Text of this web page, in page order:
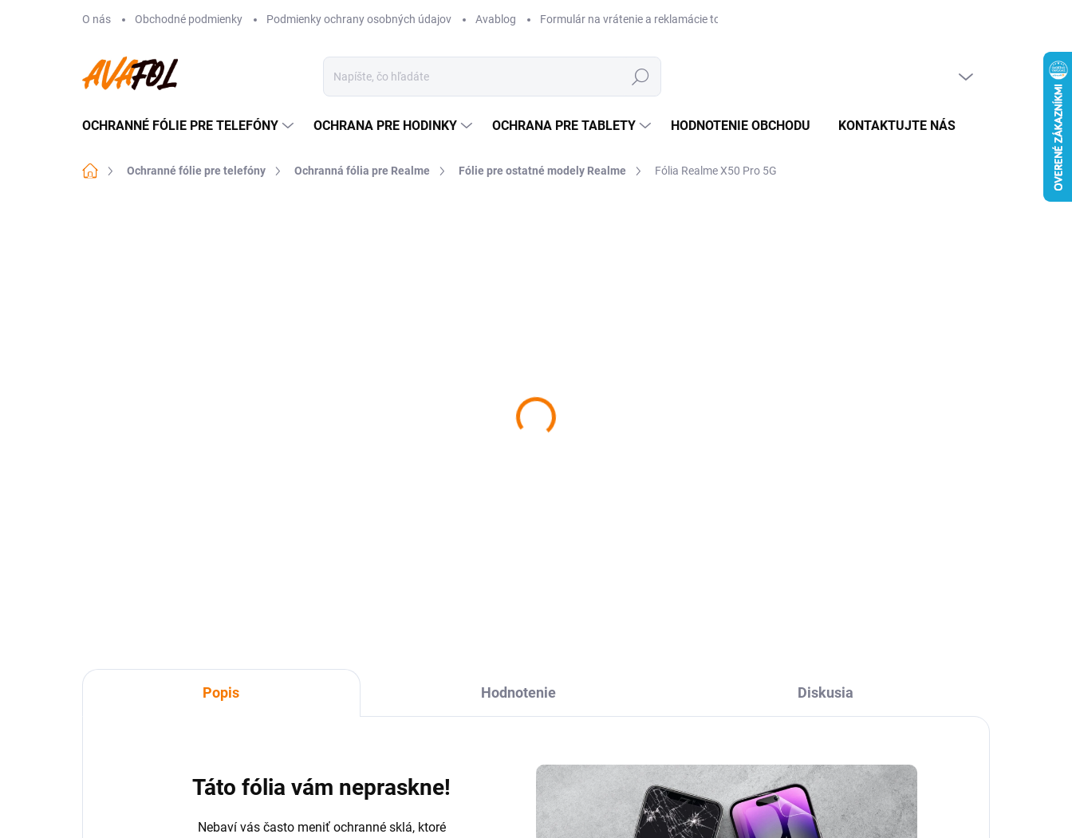
O nás Obchodné podmienky Podmienky ochrany osobných údajov Avablog Formulár na vrátenie a reklamácie tovaru
Hľadať
OCHRANNÉ FÓLIE PRE TELEFÓNY OCHRANA PRE HODINKY OCHRANA PRE TABLETY HODNOTENIE OBCHODU KONTAKTUJTE NÁS
DomovOchranné fólie pre telefóny Ochranná fólia pre Realme Fólie pre ostatné modely Realme Fólia Realme X50 Pro 5G
Popis Hodnotenie Diskusia
Táto fólia vám nepraskne!
Nebaví vás často meniť ochranné sklá, ktoré